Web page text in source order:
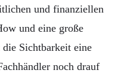
und finanziellen
und eine große
Sichtbarkeit eine
noch drauf